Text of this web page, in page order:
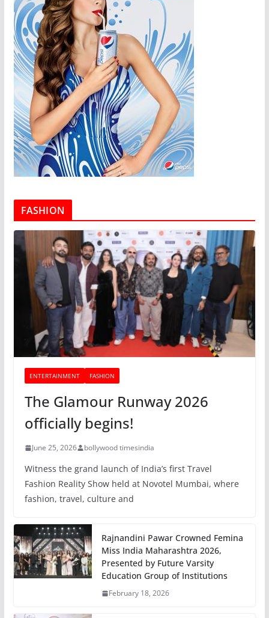
FASHION
ENTERTAINMENT FASHION
The Glamour Runway 2026
officially begins!
June 25, 2026 bollywood timesindia
Witness the grand launch of India’s first Travel
Fashion Reality Show held at Novotel Mumbai, where
fashion, travel, culture and
Rajnandini Pawar Crowned Femina
Miss India Maharashtra 2026,
Presented by Future Varsity
Education Group of Institutions
February 18, 2026